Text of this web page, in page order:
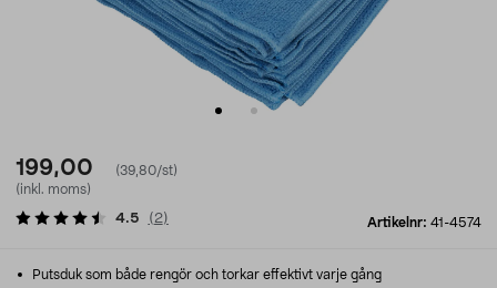
199,00
(39,80/st)
(inkl. moms)
Artikelnr: 41-4574
4.5 ( 2)
Putsduk som både rengör och torkar effektivt varje gång